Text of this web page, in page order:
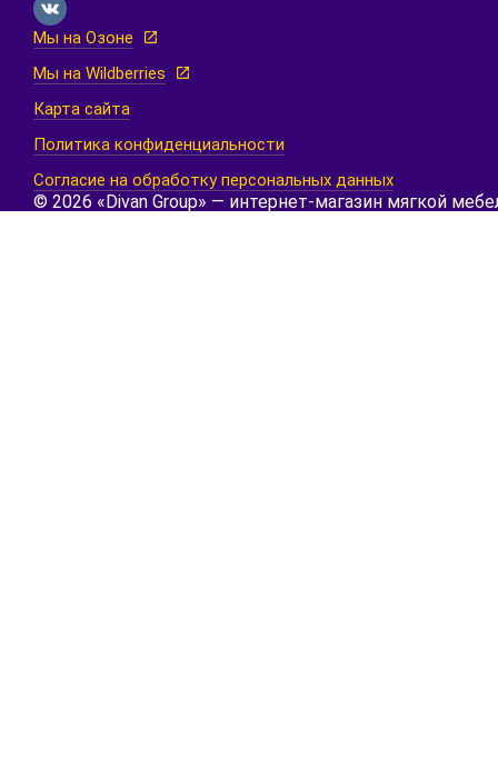
Мы на Озоне
Мы на Wildberries
Карта сайта
Политика конфиденциальности
Согласие на обработку персональных данных
© 2026 «Divan Group» — интернет-магазин мягкой